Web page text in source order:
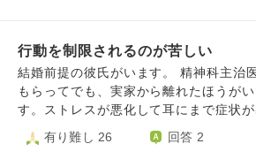
ます。妹と連絡がつかず、買い物は中止
ブルで交渉が難航、姪の癇癪が大変ら
す。常に妹は上から目線で、「そっち
等、逆上します。記憶力の良い姪は覚え
優秀な妹に甘いです。姪に高いお菓子
行動を制限されるのが苦しい
結婚前提の彼氏がいます。 精神科主治
もらってでも、実家から離れたほうが
す。ストレスが悪化して耳にまで症状が
た。右耳難聴です。 母親がいわゆる陰謀論者でして、私は
どちらかと言うとそういうのは信じな
有り難し 26 回答 2